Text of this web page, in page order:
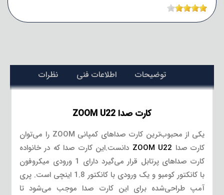
توضیحات اطلاعات فنی نظرات
کارت صدا ZOOM U22
یکی از محبوب‌ترین کارت صداهای کمپانی ZOOM را می‌توان
کارت صدا ZOOM U22 دانست.این کارت صدا که در خانواده
کارت صداهای پرتابل قرار می‌گیرد دارای 1 ورودی میکروفون
با کانکتور کومبو و یک ورودی با کانکتور 1.8 اینچی است. پری
آمپ طراحی‌شده برای این کارت صدا موجب می‌شود تا